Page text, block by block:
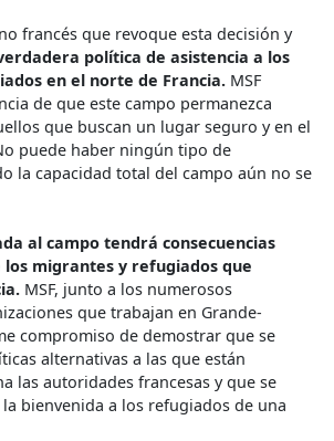
francés que revoque esta decisión y
política de asistencia a los
en el norte de Francia. MSF
de que este campo permanezca
que buscan un lugar seguro y en el
puede haber ningún tipo de
la capacidad total del campo aún no se
al campo tendrá consecuencias
los migrantes y refugiados que
MSF, junto a los numerosos
que trabajan en Grande-
compromiso de demostrar que se
alternativas a las que están
las autoridades francesas y que se
bienvenida a los refugiados de una